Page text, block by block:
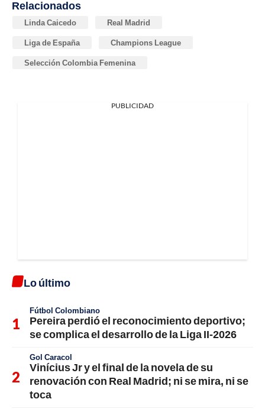
Relacionados
Linda Caicedo Real Madrid
Liga de España Champions League
Selección Colombia Femenina
PUBLICIDAD
Lo último
Fútbol Colombiano
Pereira perdió el reconocimiento deportivo;
se complica el desarrollo de la Liga II-2026
Gol Caracol
Vinícius Jr y el final de la novela de su
renovación con Real Madrid; ni se mira, ni se
toca